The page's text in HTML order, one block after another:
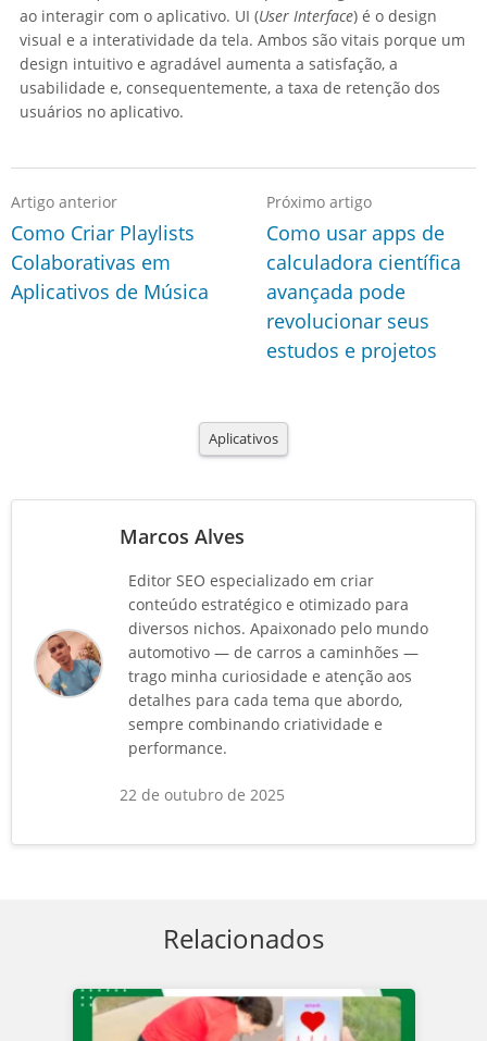
ao interagir com o aplicativo. UI (User Interface) é o design
visual e a interatividade da tela. Ambos são vitais porque um
design intuitivo e agradável aumenta a satisfação, a
usabilidade e, consequentemente, a taxa de retenção dos
usuários no aplicativo.
Artigo anterior
Como Criar Playlists
Colaborativas em
Aplicativos de Música
Próximo artigo
Como usar apps de
calculadora científica
avançada pode
revolucionar seus
estudos e projetos
Aplicativos
Marcos Alves
Editor SEO especializado em criar
conteúdo estratégico e otimizado para
diversos nichos. Apaixonado pelo mundo
automotivo — de carros a caminhões —
trago minha curiosidade e atenção aos
detalhes para cada tema que abordo,
sempre combinando criatividade e
performance.
22 de outubro de 2025
Relacionados